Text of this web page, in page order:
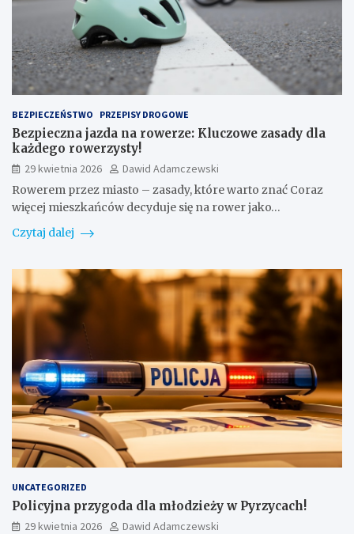
BEZPIECZEŃSTWO PRZEPISY DROGOWE
Bezpieczna jazda na rowerze: Kluczowe zasady dla
każdego rowerzysty!
29 kwietnia 2026
Dawid Adamczewski
Rowerem przez miasto – zasady, które warto znać Coraz
więcej mieszkańców decyduje się na rower jako…
Czytaj dalej
UNCATEGORIZED
Policyjna przygoda dla młodzieży w Pyrzycach!
29 kwietnia 2026
Dawid Adamczewski